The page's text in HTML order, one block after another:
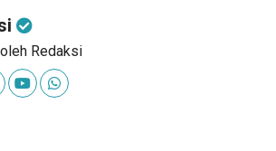
Redaksi